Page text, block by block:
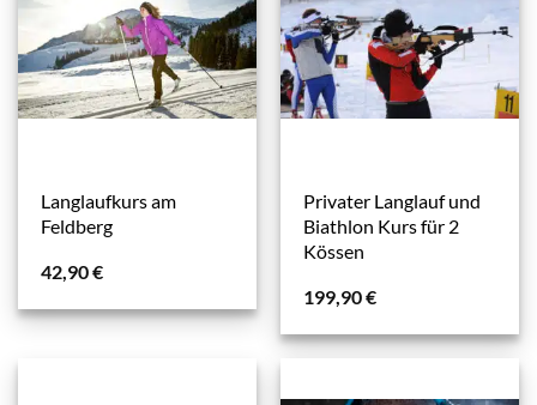
Langlaufkurs am
Feldberg
42,90€
Privater Langlauf und
Biathlon Kurs für 2
Kössen
199,90€